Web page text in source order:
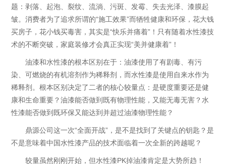
题：剥落、起泡、裂纹、流淌、污斑、发霉、失去光泽、漆膜起
皱。消费者为了追求所谓的“施工效果”而牺牲健康和环保，花大钱
买房子，花小钱买毒害，其实是“快乐并痛着”！只有随着水性漆技
术的不断突破，家庭装修才会真正实现“美并健康着”！
油漆和水性漆的根本区别在于：油漆使用了有剧毒、有污
染、可燃烧的有机溶剂作为稀释剂，而水性漆是使用自来水作为
稀释剂。根本区别决定了二者的核心较量点：是硬度重要还是健
康和生命重要？油漆能否做到既有物理性能，又能无毒无害？水
性漆能否做到既环保又能达到并超过油漆物理性能？
鼎源公司这一次“全面开战”，是不是找到了关键点的钥匙？是
不是意味着中国水性漆产品的技术面临着一次全新的跨越呢？
较量虽然刚刚开始，但水性漆PK掉油漆肯定是大势所趋！